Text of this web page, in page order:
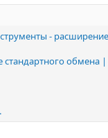
-
обмена |